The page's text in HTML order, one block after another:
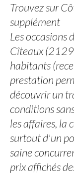
Trouvez sur
supplément
Les occasions
Cîteaux
habitants
prestation
découvrir un
conditions
les affaires, la
surtout d'un
saine
prix affichés